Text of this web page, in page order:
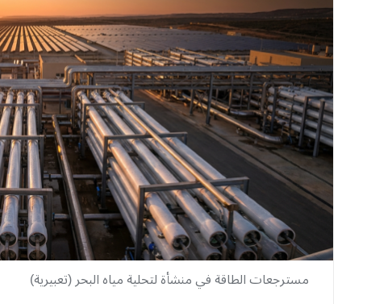
مسترجعات الطاقة في منشأة لتحلية مياه البحر (تعبيرية)